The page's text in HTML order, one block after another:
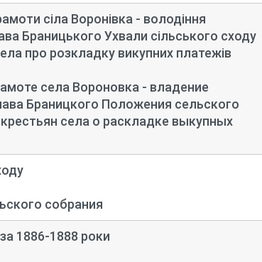
сiла Воронівка - володіння
Браницького Ухвали сільського сходу
про розкладку викупних платежів
села Вороновка - владение
Браницкого Положения сельского
села о раскладке выкупных
собрания
1886-1888 роки